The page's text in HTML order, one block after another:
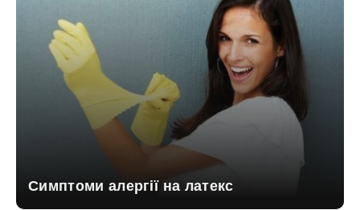
Симптоми алергії на латекс